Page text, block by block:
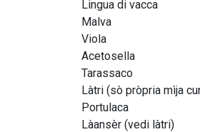
Lingua di vacca
Malva
Viola
Acetosella
Tarassaco
Làtri (sò pròpria mìja
Portulaca
Làansèr (vedi làtri)